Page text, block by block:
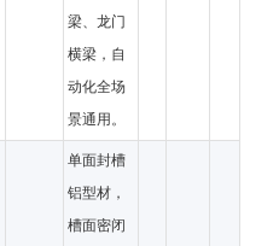
梁、龙门
横梁，自
动化全场
景通用。
单面封槽
铝型材，
槽面密闭